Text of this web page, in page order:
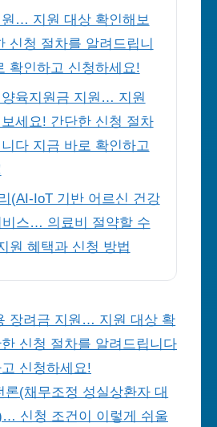
… 지원 대상 확인해보
신청 절차를 알려드립니
확인하고 신청하세요!
육지원금 지원… 지원
세요! 간단한 신청 절차
다 지금 바로 확인하고
(AI-IoT 기반 어르신 건강
비스… 의료비 절약할 수
원 혜택과 신청 방법
장려금 지원… 지원 대상 확
신청 절차를 알려드립니다
신청하세요!
론(채무조정 성실상환자 대
신청 조건이 이렇게 쉬울